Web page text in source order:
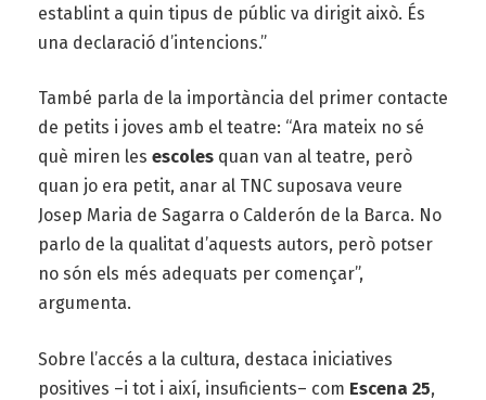
establint a quin tipus de públic va dirigit això. És
una declaració d’intencions.”
També parla de la importància del primer contacte
de petits i joves amb el teatre: “Ara mateix no sé
què miren les escoles quan van al teatre, però
quan jo era petit, anar al TNC suposava veure
Josep Maria de Sagarra o Calderón de la Barca. No
parlo de la qualitat d’aquests autors, però potser
no són els més adequats per començar”,
argumenta.
Sobre l’accés a la cultura, destaca iniciatives
positives –i tot i així, insuficients– com Escena 25,